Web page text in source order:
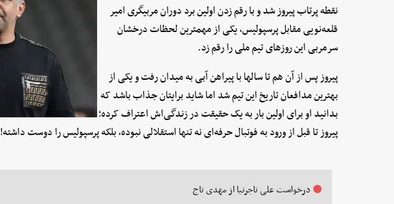
نقطه پرتاب پیروز شد و با رقم زدن اولین برد دوران مربیگری امیر
قلعه‌نویی مقابل پرسپولیس، یکی از مهمترین لحظات درخشان
سرمربی این روزهای تیم ملی را رقم زد.
پیروز پس از آن هم تا سالها با پیراهن آبی به میدان رفت و یکی از
بهترین مدافعان تاریخ این تیم شد اما شاید برایتان جذاب باشد که
بدانید او برای اولین بار به یک حقیقت در زندگی‌اش اعتراف کرده؛
پیروز تا قبل از ورود به فوتبال حرفه‌ای نه تنها استقلالی نبوده، بلکه پرسپولیس را دوست داشته!
درخواست علی تاجرنیا از مهدی تاج